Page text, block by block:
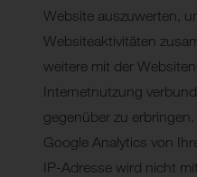
Website auszuwerten,
Websiteaktivitäten
weitere mit der
Internetnutzung
gegenüber zu
Google Analytics von
IP-Adresse wird nicht